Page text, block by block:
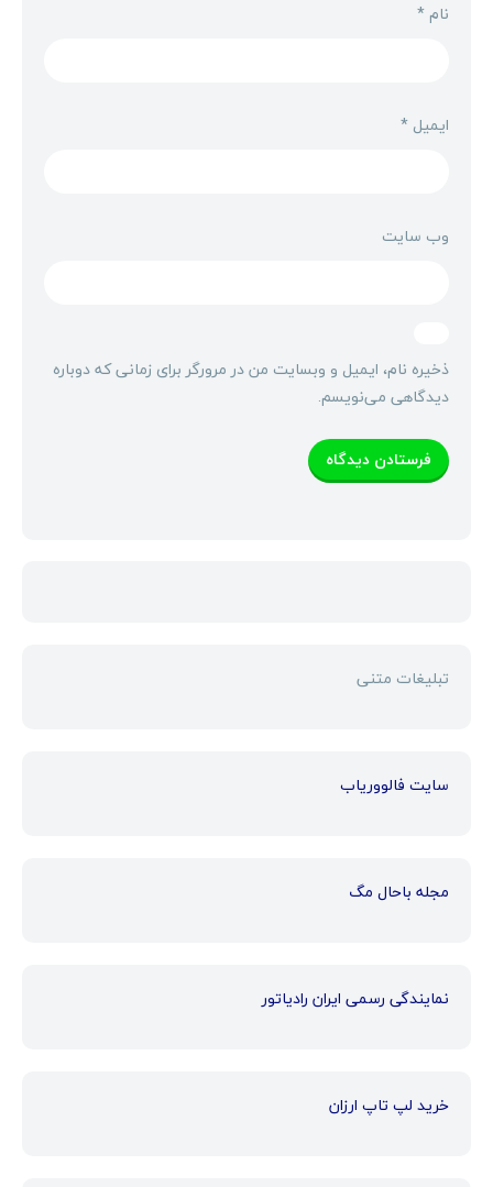
نام*
ایمیل *
وب‌ سایت
ذخیره نام، ایمیل و وبسایت من در مرورگر برای زمانی که دوباره
دیدگاهی می‌نویسم.
تبلیغات متنی
سایت فالووریاب
مجله باحال مگ
نمایندگی رسمی ایران رادیاتور
خرید لپ تاپ ارزان